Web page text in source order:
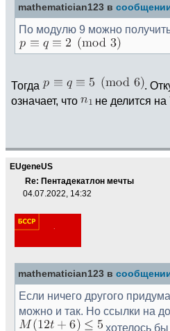
mathematician123 в
По модулю 9 можно
Тогда .
означает, что
не делится на
EUgeneUS
Re: Пентадекатлон мечты
04.07.2022, 14:32
mathematician123 в
Если ничего другого
можно и так. Но ссылки на
хотелось